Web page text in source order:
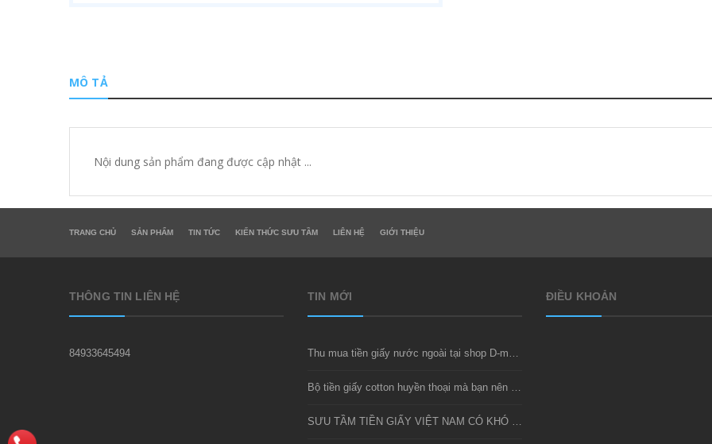
MÔ TẢ
Nội dung sản phẩm đang được cập nhật ...
TRANG CHỦ SẢN PHẨM TIN TỨC KIẾN THỨC SƯU TẦM LIÊN HỆ GIỚI THIỆU
THÔNG TIN LIÊN HỆ
84933645494
TIN MỚI ĐIỀU KHOẢN